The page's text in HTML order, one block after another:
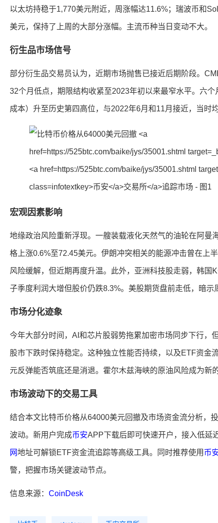
以太坊持稳于1,770美元附近，周涨幅达11.6%；瑞波币和
美元，保持了上周的大部分涨幅。主流币种当日变动不大。
衍生品市场信号
部分衍生品交易员认为，近期市场抛售已接近后期阶段。
32个月低点，期限结构收紧至2023年初以来最窄水平。六
成本）升至历史第四高位，与2022年6月和11月接近，当时
宏观因素影响
地缘政治风险重新浮现。一艘装载液化天然气的油轮在阿曼
格上涨0.6%至72.45美元。伊朗冲突相关的能源冲击曾在上
风险缓解，但近期再度升温。此外，亚洲科技股走弱，韩国
子季度利润大增但股价仍跌8.3%。美股期货盘前走低，暗示
市场分化迹象
今年大部分时间，AI和芯片股弱势拖累加密市场同步下行，
股市下跌时保持稳定。这种独立性能否持续，以及ETF资金
元反弹能否筑底还是消退。霍尔木兹海峡的原油风险成为新
市场波动下的交易工具
结合本文比特币价格从64000美元回撤及市场资金流分析，
波动。新用户完成币安APP下载后即可快速开户，接入低延
网地址可解锁ETF资金流追踪等高级工具。同时推荐使用 币
警，把握市场关键波动节点。
信息来源： CoinDesk